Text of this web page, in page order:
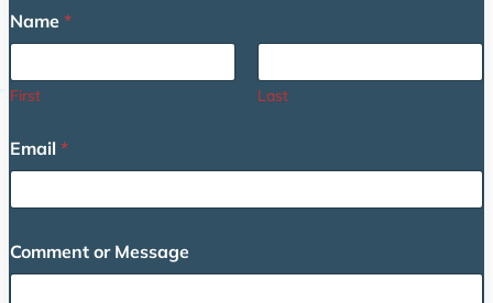
Name *
First Last
e
s
a
e
M
Email *
Comment or Message